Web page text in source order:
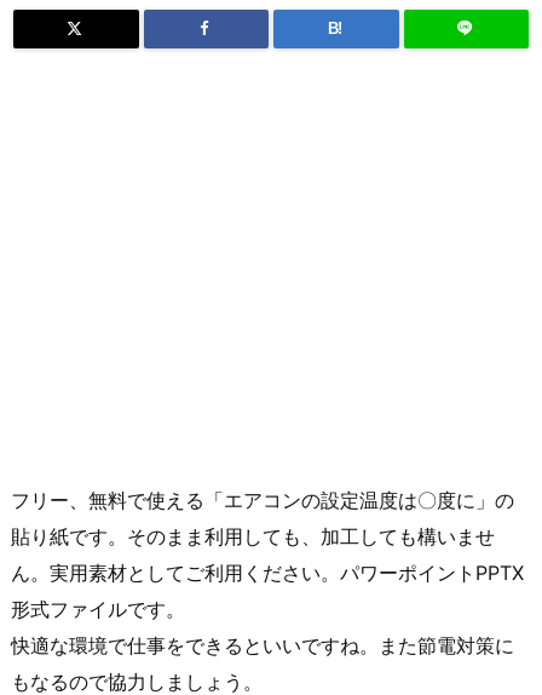
B!
フリー、無料で使える「エアコンの設定温度は〇度に」の
貼り紙です。そのまま利用しても、加工しても構いませ
ん。実用素材としてご利用ください。パワーポイントPPTX
形式ファイルです。
快適な環境で仕事をできるといいですね。また節電対策に
もなるので協力しましょう。